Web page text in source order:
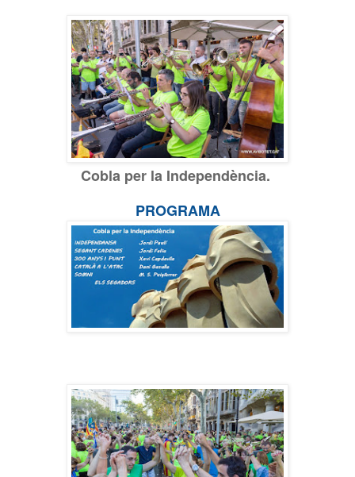
Cobla per la Independència.
PROGRAMA